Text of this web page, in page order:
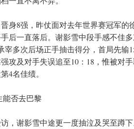
身8强，昨仗面对去年世界赛冠军的
后一直落后。谢影雪中段手感不佳
宰多次后场正手抽击得分，首局先输
攻及对手失误追至10：18，惟被对
4名佳绩。
能否去巴黎
，谢影雪中途更一度抽泣及哭至蹲